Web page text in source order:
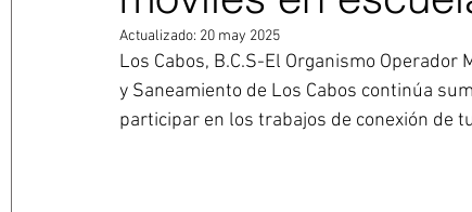
Actualizado: 20 may 2025
Los Cabos, B.C.S-El Organismo
y Saneamiento de Los Cabos continúa
participar en los trabajos de conexión de